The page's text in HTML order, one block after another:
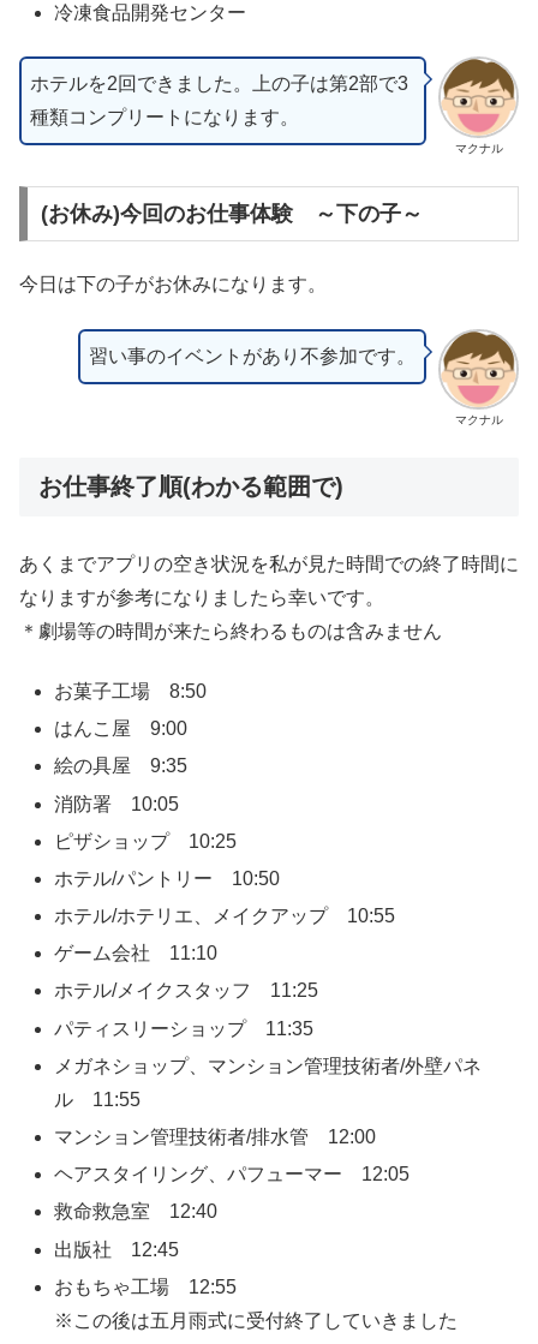
冷凍食品開発センター
マクナル
ホテルを2回できました。上の子は第2部で3
種類コンプリートになります。
(お休み)今回のお仕事体験 ～下の子～
今日は下の子がお休みになります。
マクナル
習い事のイベントがあり不参加です。
お仕事終了順(わかる範囲で)
あくまでアプリの空き状況を私が見た時間での終了時間に
なりますが参考になりましたら幸いです。
＊劇場等の時間が来たら終わるものは含みません
お菓子工場 8:50
はんこ屋 9:00
絵の具屋 9:35
消防署 10:05
ピザショップ 10:25
ホテル/パントリー 10:50
ホテル/ホテリエ、メイクアップ 10:55
ゲーム会社 11:10
ホテル/メイクスタッフ 11:25
パティスリーショップ 11:35
メガネショップ、マンション管理技術者/外壁パネ
ル 11:55
マンション管理技術者/排水管 12:00
ヘアスタイリング、パフューマー 12:05
救命救急室 12:40
出版社 12:45
おもちゃ工場 12:55
※この後は五月雨式に受付終了していきました